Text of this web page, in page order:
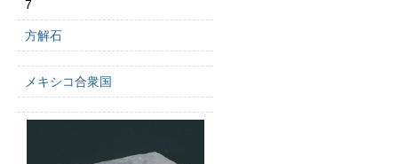
7
方解石
メキシコ合衆国